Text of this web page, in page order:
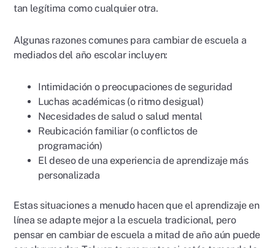
tan legítima como cualquier otra.
Algunas razones comunes para cambiar de escuela a
mediados del año escolar incluyen:
Intimidación o preocupaciones de seguridad
Luchas académicas (o ritmo desigual)
Necesidades de salud o salud mental
Reubicación familiar (o conflictos de
programación)
El deseo de una experiencia de aprendizaje más
personalizada
Estas situaciones a menudo hacen que el aprendizaje en
línea se adapte mejor a la escuela tradicional, pero
pensar en cambiar de escuela a mitad de año aún puede